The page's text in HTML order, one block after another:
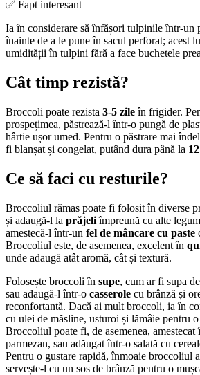
✅ Fapt interesant
Ia în considerare să înfășori tulpinile într-un
înainte de a le pune în sacul perforat; acest
umidității în tulpini fără a face buchetele
Cât timp rezistă?
Broccoli poate rezista 3-5 zileîn frigider.
prospețimea, păstrează-l într-o pungă de
hârtie ușor umed. Pentru o păstrare mai
fi blanșat și congelat, putând dura până la
Ce să faci cu resturile?
Broccoliul rămas poate fi folosit în diverse
și adaugă-l la prăjeliîmpreună cu alte
amestecă-l într-un fel de mâncare cu paste
Broccoliul este, de asemenea, excelent în
unde adaugă atât aromă, cât și textură.
Folosește broccoli în supe, cum ar fi supa
sau adaugă-l într-o casserole cu brânză și
reconfortantă. Dacă ai mult broccoli, ia în
cu ulei de măsline, usturoi și lămâie pentru
Broccoliul poate fi, de asemenea,
parmezan, sau adăugat într-o salată cu
Pentru o gustare rapidă, înmoaie broccoliul
servește-l cu un sos de brânză pentru o